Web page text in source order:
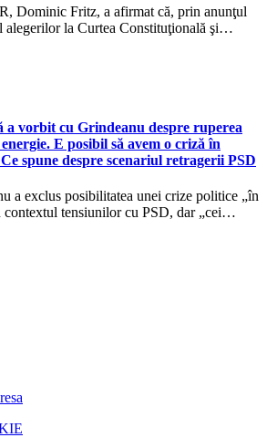
Dominic Fritz, a afirmat că, prin anunţul
alegerilor la Curtea Constituţională şi…
a vorbit cu Grindeanu despre ruperea
E posibil să avem o criză în
spune despre scenariul retragerii PSD
a exclus posibilitatea unei crize politice „în
contextul tensiunilor cu PSD, dar „cei…